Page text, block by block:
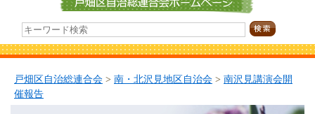
戸畑区自治総連合会 > 南・北沢見地区自治会 > 南沢見講演会開
催報告